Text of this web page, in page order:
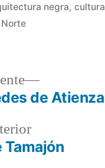
negra, cultura
Entrada
anterior:
Tamajón
Entrada
siguiente:
de Atienza